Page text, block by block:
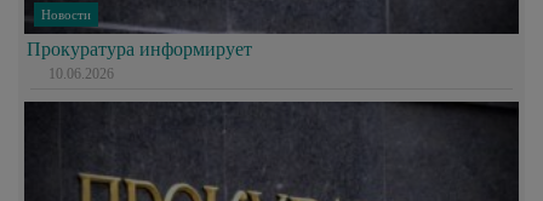
Новости
Прокуратура информирует
10.06.2026